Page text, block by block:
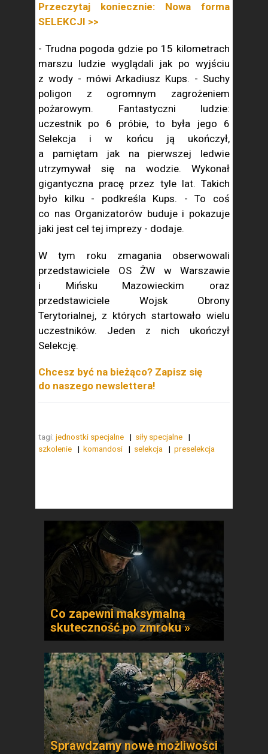
Przeczytaj koniecznie: Nowa forma
SELEKCJI >>
- Trudna pogoda gdzie po 15 kilometrach
marszu ludzie wyglądali jak po wyjściu
z wody - mówi Arkadiusz Kups. - Suchy
poligon z ogromnym zagrożeniem
pożarowym. Fantastyczni ludzie:
uczestnik po 6 próbie, to była jego 6
Selekcja i w końcu ją ukończył,
a pamiętam jak na pierwszej ledwie
utrzymywał się na wodzie. Wykonał
gigantyczna pracę przez tyle lat. Takich
było kilku - podkreśla Kups. - To coś
co nas Organizatorów buduje i pokazuje
jaki jest cel tej imprezy - dodaje.
W tym roku zmagania obserwowali
przedstawiciele OS ŻW w Warszawie
i Mińsku Mazowieckim oraz
przedstawiciele Wojsk Obrony
Terytorialnej, z których startowało wielu
uczestników. Jeden z nich ukończył
Selekcję.
Chcesz być na bieżąco? Zapisz się
do naszego newslettera!
tagi: jednostki specjalne
siły specjalne
szkolenie
komandosi selekcja preselekcja
Co zapewni maksymalną
skuteczność po zmroku »
Sprawdzamy nowe możliwości